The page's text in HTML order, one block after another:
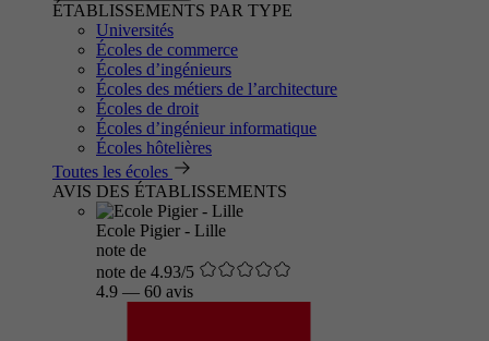
ÉTABLISSEMENTS PAR TYPE
Universités
Écoles de commerce
Écoles d’ingénieurs
Écoles des métiers de l’architecture
Écoles de droit
Écoles d’ingénieur informatique
Écoles hôtelières
Toutes les écoles
AVIS DES ÉTABLISSEMENTS
Ecole Pigier - Lille
note de
note de 4.93/5
4.9 — 60 avis